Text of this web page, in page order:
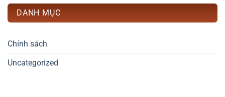
DANH MỤC
Chính sách
Uncategorized